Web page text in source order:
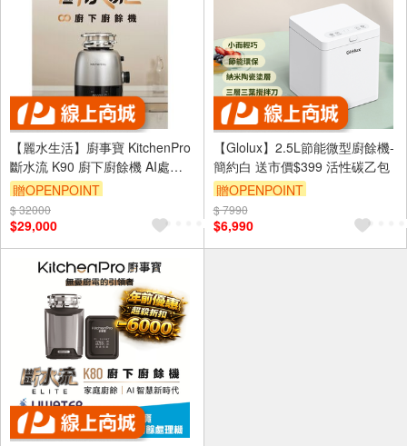
【麗水生活】廚事寶 KitchenPro
斷水流 K90 廚下廚餘機 AI處理
廚餘處理機 廚餘大師 AI廚餘機
贈OPENPOINT
$ 32000
$29,000
【Glolux】2.5L節能微型廚餘機-
簡約白 送市價$399 活性碳乙包
贈OPENPOINT
$ 7990
$6,990